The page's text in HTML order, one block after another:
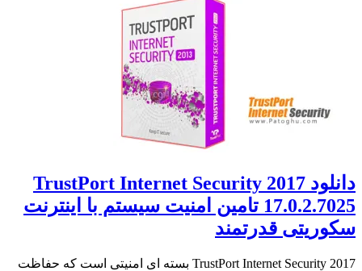
دانلود TrustPort Internet Security 2017
17.0.2.7025 تامین امنیت سیستم با اینترنت
سکوریتی قدرتمند
TrustPort Internet Security 2017 بسته ای امنیتی است که حفاظت